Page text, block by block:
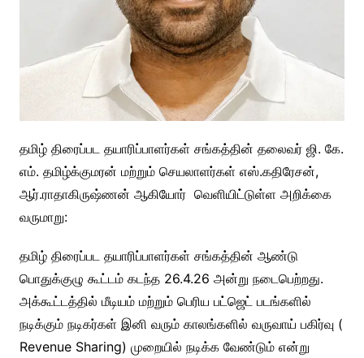
தமிழ் திரைப்பட தயாரிப்பாளர்கள் சங்கத்தின் தலைவர் ஜி. கே.
எம். தமிழ்க்குமரன் மற்றும் செயலாளர்கள் எஸ்.கதிரேசன்,
ஆர்.ராதாகிருஷ்ணன் ஆகியோர் வெளியிட்டுள்ள அறிக்கை
வருமாறு:
தமிழ் திரைப்பட தயாரிப்பாளர்கள் சங்கத்தின் ஆண்டு
பொதுக்குழு கூட்டம் கடந்த 26.4.26 அன்று நடைபெற்றது.
அக்கூட்டத்தில் மீடியம் மற்றும் பெரிய பட்ஜெட் படங்களில்
நடிக்கும் நடிகர்கள் இனி வரும் காலங்களில் வருவாய் பகிர்வு (
Revenue Sharing) முறையில் நடிக்க வேண்டும் என்று